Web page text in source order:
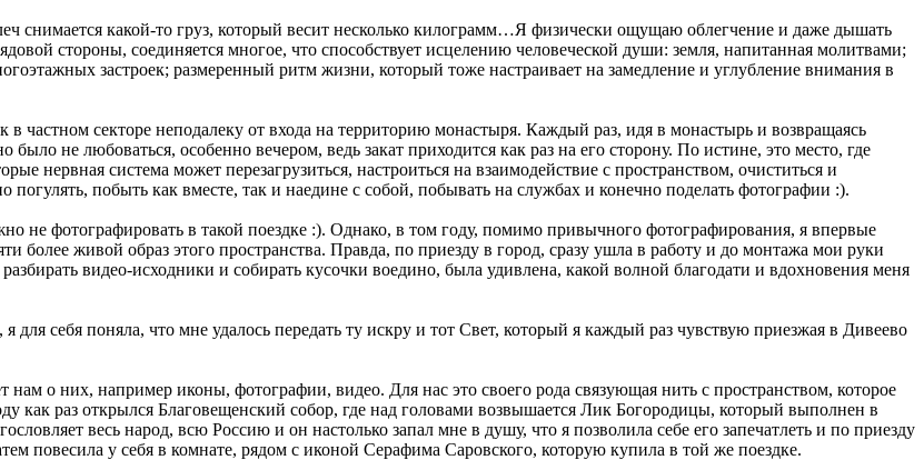
снимается какой-то груз, который весит несколько килограмм…Я физически ощущаю облегчение и даже дышать
стороны, соединяется многое, что способствует исцелению человеческой души: земля, напитанная молитвами;
застроек; размеренный ритм жизни, который тоже настраивает на замедление и углубление внимания в
секторе неподалеку от входа на территорию монастыря. Каждый раз, идя в монастырь и возвращаясь
не любоваться, особенно вечером, ведь закат приходится как раз на его сторону. По истине, это место, где
нервная система может перезагрузиться, настроиться на взаимодействие с пространством, очиститься и
побыть как вместе, так и наедине с собой, побывать на службах и конечно поделать фотографии :).
не фотографировать в такой поездке :). Однако, в том году, помимо привычного фотографирования, я впервые
более живой образ этого пространства. Правда, по приезду в город, сразу ушла в работу и до монтажа мои руки
видео-исходники и собирать кусочки воедино, была удивлена, какой волной благодати и вдохновения меня
себя поняла, что мне удалось передать ту искру и тот Свет, который я каждый раз чувствую приезжая в Дивеево
о них, например иконы, фотографии, видео. Для нас это своего рода связующая нить с пространством, которое
как раз открылся Благовещенский собор, где над головами возвышается Лик Богородицы, который выполнен в
весь народ, всю Россию и он настолько запал мне в душу, что я позволила себе его запечатлеть и по приезду
повесила у себя в комнате, рядом с иконой Серафима Саровского, которую купила в той же поездке.